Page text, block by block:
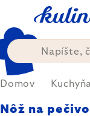
obsah
Domov
Nôž na